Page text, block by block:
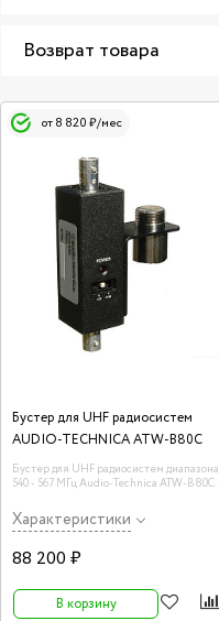
Возврат товара
от 8 820 ₽/мес
Бустер для UHF радиосистем
AUDIO-TECHNICA ATW-B80C
Бустер для UHF радиосистем диапазона
540 - 567 МГц Audio-Technica ATW-B80C.
Характеристики
88 200 ₽
В корзину